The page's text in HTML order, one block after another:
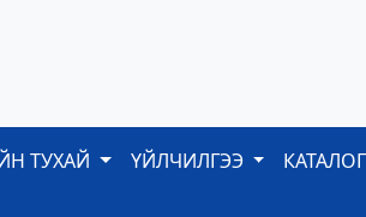
ТУХАЙ ҮЙЛЧИЛГЭЭ КАТАЛОГ